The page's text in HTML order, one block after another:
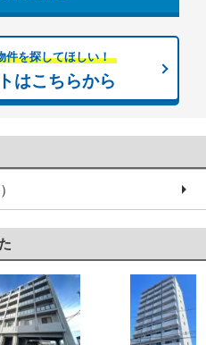
件を探してほしい！
はこちらから
）